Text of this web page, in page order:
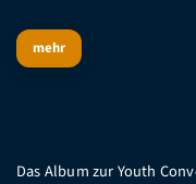
mehr
Das Album zur Youth